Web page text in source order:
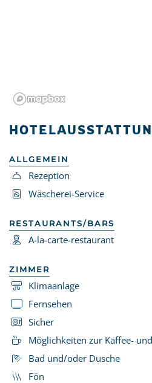
ALLGEMEIN
Rezeption
Wäscherei-Service
RESTAURANTS/BARS
A-la-carte-restaurant
ZIMMER
Klimaanlage
Fernsehen
Sicher
Möglichkeiten zur Kaffee-
Bad und/oder Dusche
Fön